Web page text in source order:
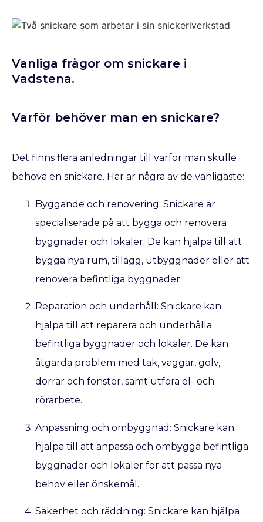
Vanliga frågor om snickare i
Vadstena.
Varför behöver man en snickare?
Det finns flera anledningar till varför man skulle
behöva en snickare. Här är några av de vanligaste:
Byggande och renovering: Snickare är
specialiserade på att bygga och renovera
byggnader och lokaler. De kan hjälpa till att
bygga nya rum, tillägg, utbyggnader eller att
renovera befintliga byggnader.
Reparation och underhåll: Snickare kan
hjälpa till att reparera och underhålla
befintliga byggnader och lokaler. De kan
åtgärda problem med tak, väggar, golv,
dörrar och fönster, samt utföra el- och
rörarbete.
Anpassning och ombyggnad: Snickare kan
hjälpa till att anpassa och ombygga befintliga
byggnader och lokaler för att passa nya
behov eller önskemål.
Säkerhet och räddning: Snickare kan hjälpa